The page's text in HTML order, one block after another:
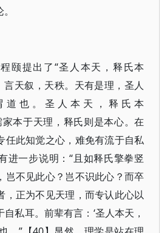
颐提出了“圣人本天，释氏本
言天叙，天秩。天有是理，圣人
道也。圣人本天，释氏本
本于天理，释氏则是本心。在
任此知觉之心，难免有流于自私
进一步说明：“且如释氏擎拳竖
岂不见此心？岂不识此心？而卒
，正为不见天理，而专认此心以
私耳。前辈有言：‘圣人本天，